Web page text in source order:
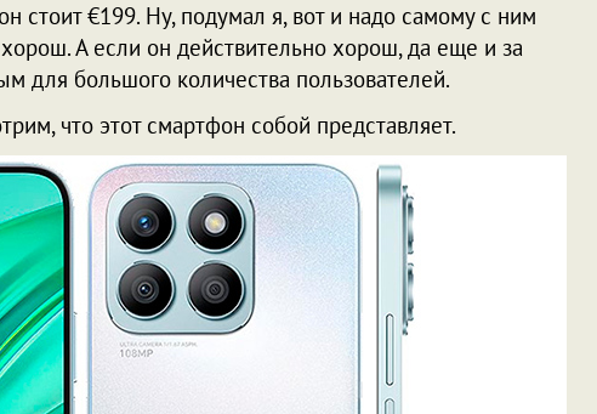
стоит €199. Ну, подумал я, вот и надо самому с ним
А если он действительно хорош, да еще и за
для большого количества пользователей.
что этот смартфон собой представляет.